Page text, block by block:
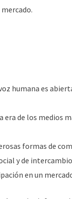
humana es
de los medios
formas de
y de
en un